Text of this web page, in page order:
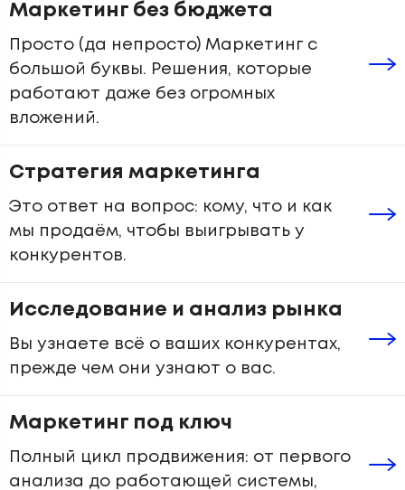
Маркетинг без бюджета
Просто (да непросто) Маркетинг с
большой буквы. Решения, которые
работают даже без огромных
вложений.
Стратегия маркетинга
Это ответ на вопрос: кому, что и как
мы продаём, чтобы выигрывать у
конкурентов.
Исследование и анализ рынка
Вы узнаете всё о ваших конкурентах,
прежде чем они узнают о вас.
Маркетинг под ключ
Полный цикл продвижения: от первого
анализа до работающей системы,